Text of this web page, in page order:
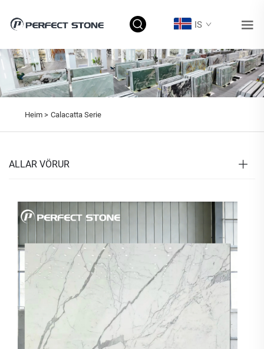
IS
Heim > Calacatta Serie
ALLAR VÖRUR